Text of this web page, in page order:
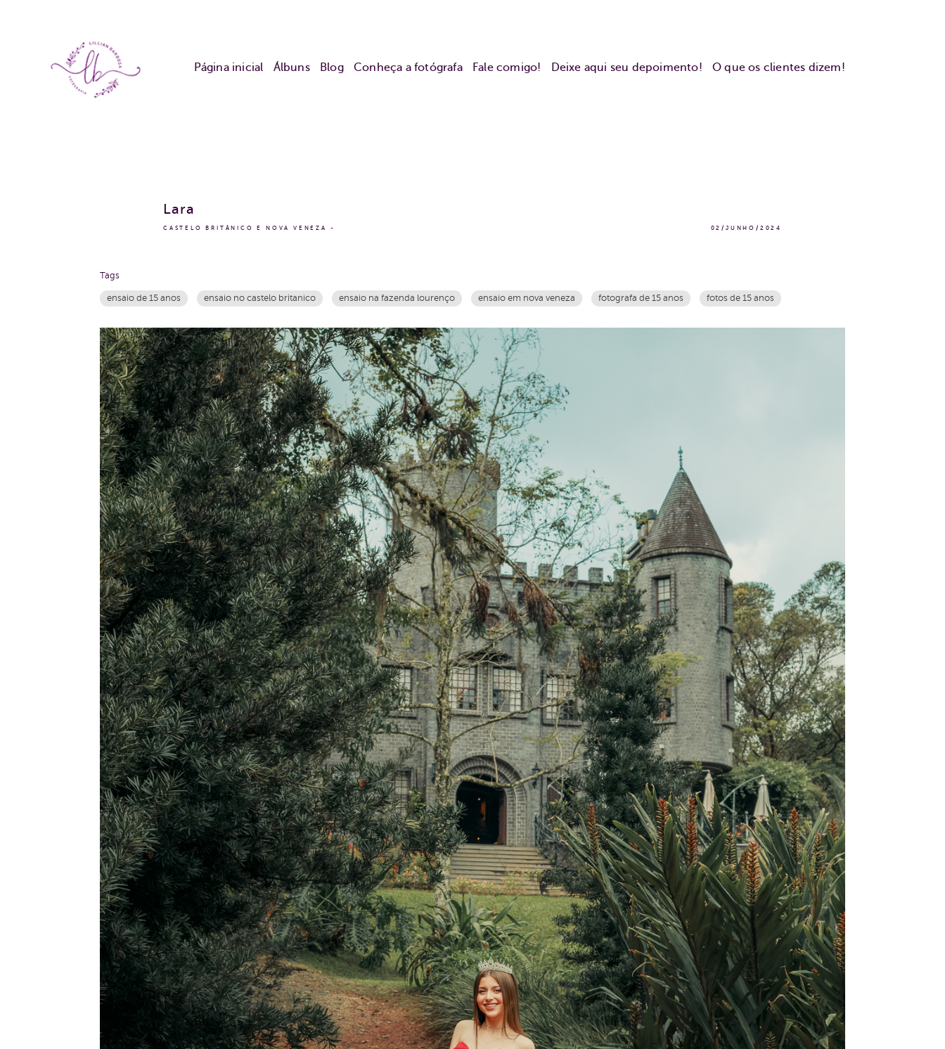
Página inicial Álbuns Blog Conheça a fotógrafa Fale comigo! Deixe aqui seu depoimento! O que os clientes dizem!
CASTELO BRITÂNICO E NOVA VENEZA 02/JUNHO/2024
Lara
Tags
ensaio de 15 anos ensaio no castelo britanico ensaio na fazenda lourenço ensaio em nova veneza fotografa de 15 anos fotos de 15 anos